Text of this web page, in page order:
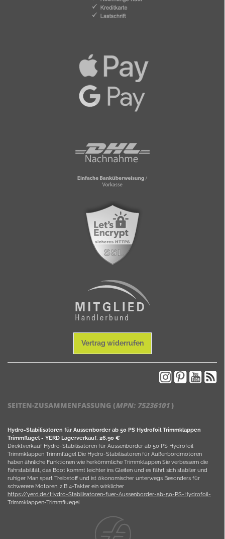
Vertrag widerrufen
SEITEN-ZUSAMMENFASSUNG (MPN: 75236101)
Hydro-Stabilisatoren für Aussenborder ab 50 PS Hydrofoil Trimmklappen
Trimmflügel - YERD Lagerverkauf, 26,90 €
Direktverkauf Hydro-Stabilisatoren für Aussenborder ab 50 PS Hydrofoil
Trimmklappen Trimmflügel Die Hydro-Stabilisatoren für Außenbordmotoren
haben ähnliche Funktionen wie herkömmliche Trimmklappen Sie verbessern die
Fahrstabilität, das Boot kommt leichter ins Gleiten und es fährt sich stabiler und
ruhiger Man spart Treibstoff und ist ökonomischer unterwegs Besonders für
schwerere Motoren, z B 4-Takter ein wirklicher
https://yerd.de/Hydro-Stabilisatoren-fuer-Aussenborder-ab-50-PS-Hydrofoil-
Trimmklappen-Trimmfluegel